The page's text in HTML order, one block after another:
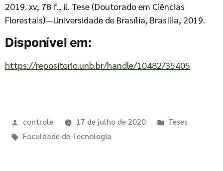
2019. xv, 78 f., il. Tese (Doutorado em Ciências
Florestais)—Universidade de Brasília, Brasília, 2019.
Disponível em:
https://repositorio.unb.br/handle/10482/35405
controle 17 de julho de 2020
Teses
Faculdade de Tecnologia